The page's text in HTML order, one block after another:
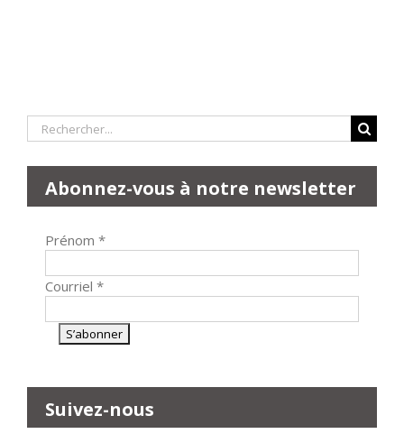
Rechercher:
Abonnez-vous à notre newsletter
Prénom *
Courriel *
Suivez-nous